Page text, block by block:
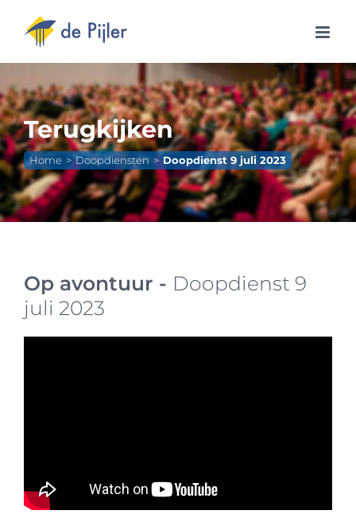
naar
inhoud
Terugkijken
Home Doopdiensten Doopdienst 9 juli 2023
Op avontuur - Doopdienst 9
juli 2023